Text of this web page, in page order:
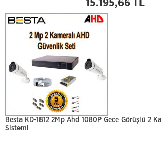
15.195,66 TL
Besta KD-1812 2Mp Ahd 1080P Gece Görüşlü 2
Sistemi